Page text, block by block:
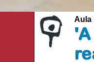
Aula
'A